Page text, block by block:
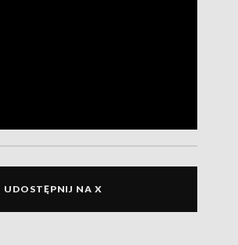
UDOSTĘPNIJ NA X